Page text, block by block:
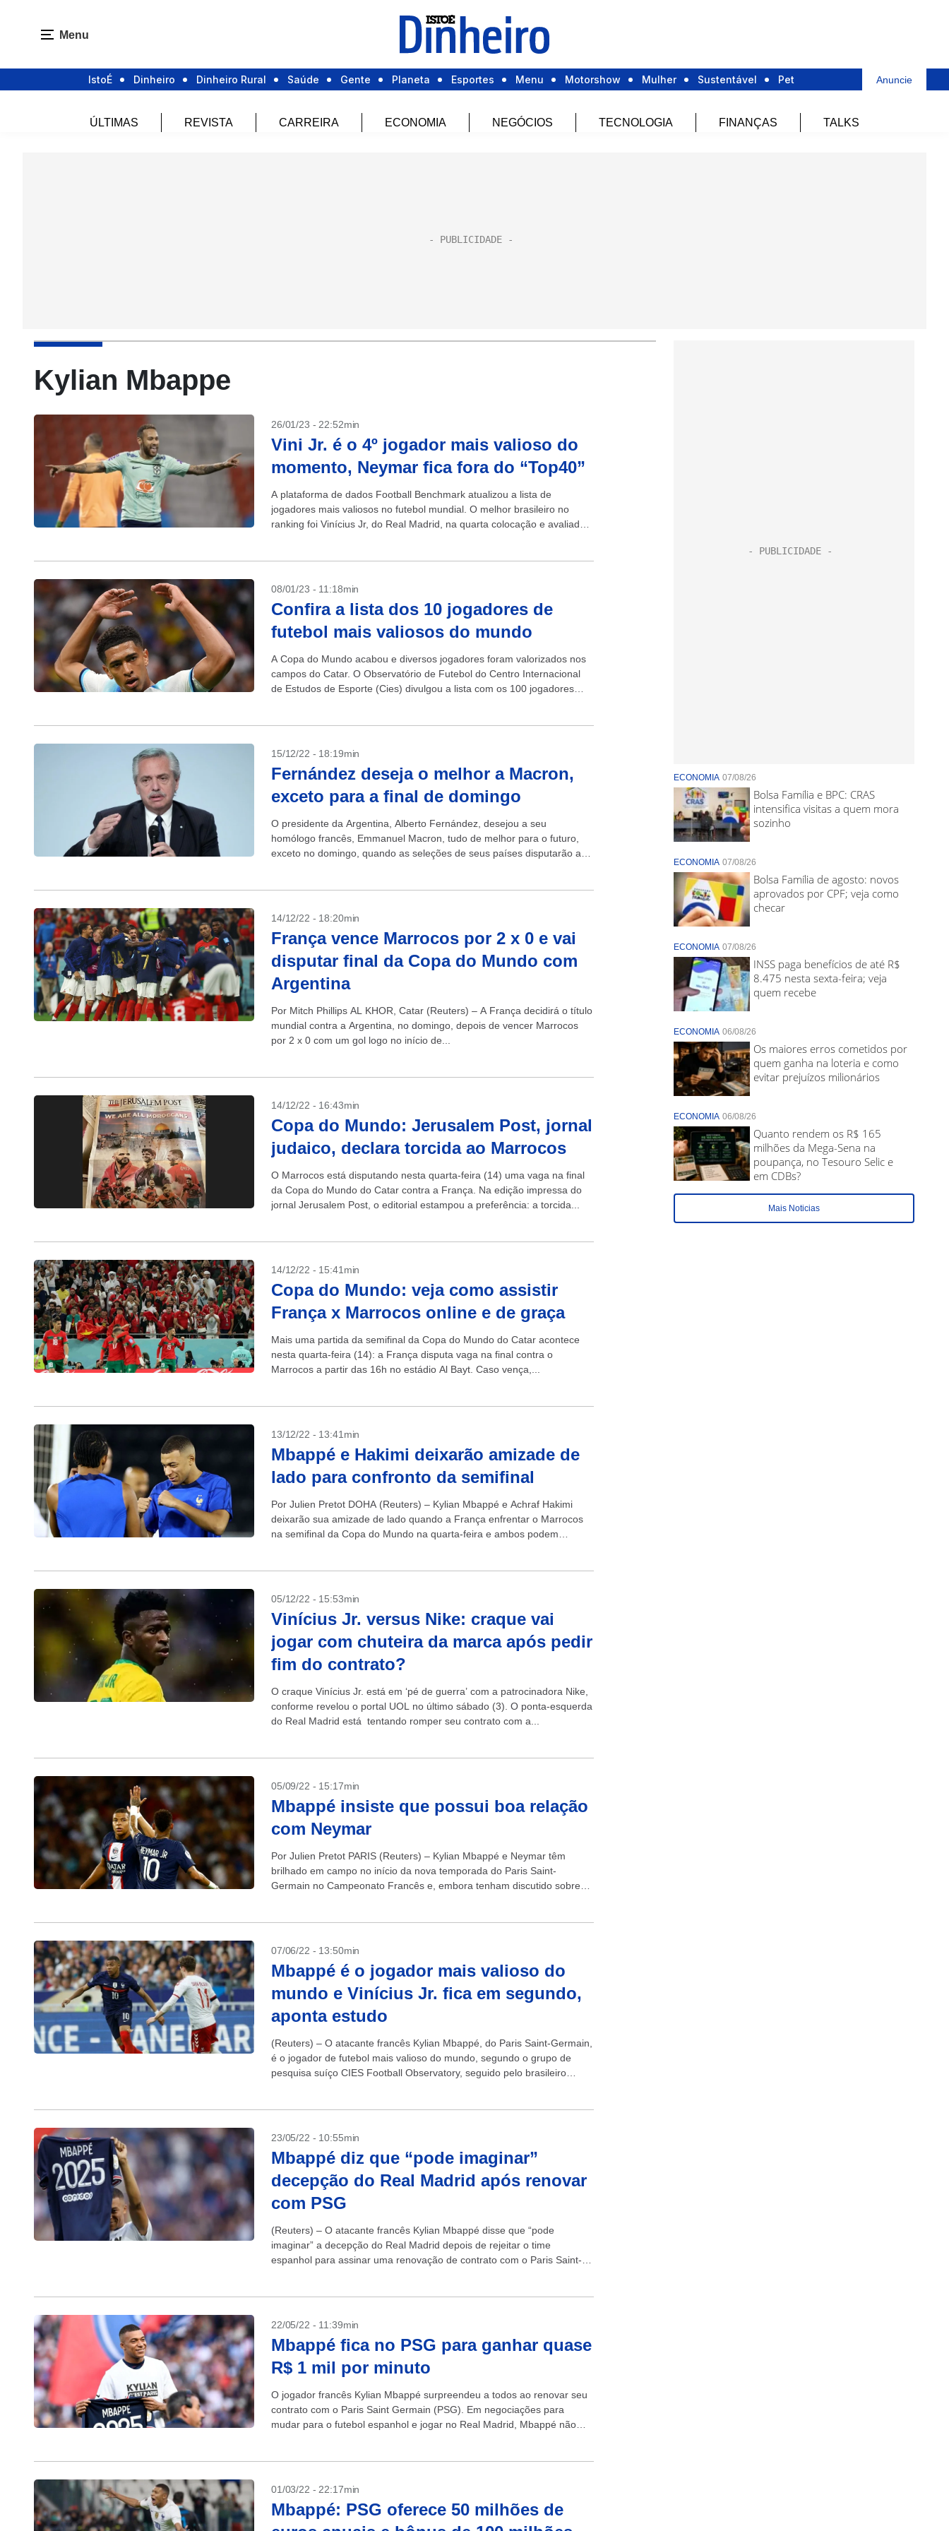
Menu
IstoÉ Dinheiro Dinheiro Rural Saúde Gente Planeta Esportes Menu Motorshow Mulher Sustentável Pet Anuncie
ÚLTIMAS REVISTA CARREIRA ECONOMIA NEGÓCIOS TECNOLOGIA FINANÇAS TALKS
Kylian Mbappe
26/01/23 - 22:52min
Vini Jr. é o 4º jogador mais valioso do
momento, Neymar fica fora do “Top40”
A plataforma de dados Football Benchmark atualizou a lista de
jogadores mais valiosos no futebol mundial. O melhor brasileiro no
ranking foi Vinícius Jr, do Real Madrid, na quarta colocação e avaliado
08/01/23 - 11:18min
Confira a lista dos 10 jogadores de
futebol mais valiosos do mundo
A Copa do Mundo acabou e diversos jogadores foram valorizados nos
campos do Catar. O Observatório de Futebol do Centro Internacional
de Estudos de Esporte (Cies) divulgou a lista com os 100 jogadores
15/12/22 - 18:19min
Fernández deseja o melhor a Macron,
exceto para a final de domingo
O presidente da Argentina, Alberto Fernández, desejou a seu
homólogo francês, Emmanuel Macron, tudo de melhor para o futuro,
exceto no domingo, quando as seleções de seus países disputarão a
14/12/22 - 18:20min
França vence Marrocos por 2 x 0 e vai
disputar final da Copa do Mundo com
Argentina
Por Mitch Phillips AL KHOR, Catar (Reuters) – A França decidirá o título
mundial contra a Argentina, no domingo, depois de vencer Marrocos
por 2 x 0 com um gol logo no início de...
14/12/22 - 16:43min
Copa do Mundo: Jerusalem Post, jornal
judaico, declara torcida ao Marrocos
O Marrocos está disputando nesta quarta-feira (14) uma vaga na final
da Copa do Mundo do Catar contra a França. Na edição impressa do
jornal Jerusalem Post, o editorial estampou a preferência: a torcida...
14/12/22 - 15:41min
Copa do Mundo: veja como assistir
França x Marrocos online e de graça
Mais uma partida da semifinal da Copa do Mundo do Catar acontece
nesta quarta-feira (14): a França disputa vaga na final contra o
Marrocos a partir das 16h no estádio Al Bayt. Caso vença,...
13/12/22 - 13:41min
Mbappé e Hakimi deixarão amizade de
lado para confronto da semifinal
Por Julien Pretot DOHA (Reuters) – Kylian Mbappé e Achraf Hakimi
deixarão sua amizade de lado quando a França enfrentar o Marrocos
na semifinal da Copa do Mundo na quarta-feira e ambos podem
05/12/22 - 15:53min
Vinícius Jr. versus Nike: craque vai
jogar com chuteira da marca após pedir
fim do contrato?
O craque Vinícius Jr. está em ‘pé de guerra’ com a patrocinadora Nike,
conforme revelou o portal UOL no último sábado (3). O ponta-esquerda
do Real Madrid está tentando romper seu contrato com a...
05/09/22 - 15:17min
Mbappé insiste que possui boa relação
com Neymar
Por Julien Pretot PARIS (Reuters) – Kylian Mbappé e Neymar têm
brilhado em campo no início da nova temporada do Paris Saint-
Germain no Campeonato Francês e, embora tenham discutido sobre
07/06/22 - 13:50min
Mbappé é o jogador mais valioso do
mundo e Vinícius Jr. fica em segundo,
aponta estudo
(Reuters) – O atacante francês Kylian Mbappé, do Paris Saint-Germain,
é o jogador de futebol mais valioso do mundo, segundo o grupo de
pesquisa suíço CIES Football Observatory, seguido pelo brasileiro
23/05/22 - 10:55min
Mbappé diz que “pode imaginar”
decepção do Real Madrid após renovar
com PSG
(Reuters) – O atacante francês Kylian Mbappé disse que “pode ​​
imaginar” a decepção do Real Madrid depois de rejeitar o time
espanhol para assinar uma renovação de contrato com o Paris Saint-
22/05/22 - 11:39min
Mbappé fica no PSG para ganhar quase
R$ 1 mil por minuto
O jogador francês Kylian Mbappé surpreendeu a todos ao renovar seu
contrato com o Paris Saint Germain (PSG). Em negociações para
mudar para o futebol espanhol e jogar no Real Madrid, Mbappé não
01/03/22 - 22:17min
Mbappé: PSG oferece 50 milhões de
ECONOMIA 07/08/26
Bolsa Família e BPC: CRAS
intensifica visitas a quem mora
sozinho
ECONOMIA 07/08/26
Bolsa Família de agosto: novos
aprovados por CPF; veja como
checar
ECONOMIA 07/08/26
INSS paga benefícios de até R$
8.475 nesta sexta-feira; veja
quem recebe
ECONOMIA 06/08/26
Os maiores erros cometidos por
quem ganha na loteria e como
evitar prejuízos milionários
ECONOMIA 06/08/26
Quanto rendem os R$ 165
milhões da Mega-Sena na
poupança, no Tesouro Selic e
em CDBs?
Mais Noticias